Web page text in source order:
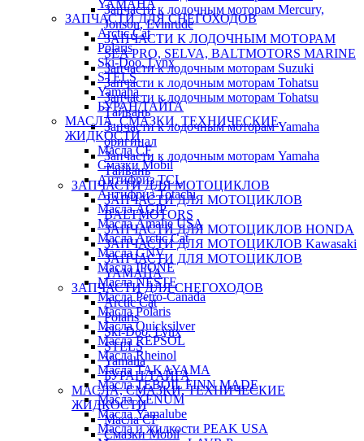
Запчасти к лодочным моторам Mercury,
Jonson, Evinrude
ЗАПЧАСТИ К ЛОДОЧНЫМ МОТОРАМ
SEA PRO, SELVA, BALTMOTORS MARINE
Запчасти к лодочным моторам Suzuki
Запчасти к лодочным моторам Tohatsu
Запчасти к лодочным моторам Tohatsu
Тайвань
Запчасти к лодочным моторам Yamaha
оригинал
Запчасти к лодочным моторам Yamaha
Тайвань
ЗАПЧАСТИ ДЛЯ МОТОЦИКЛОВ
ЗАПЧАСТИ ДЛЯ МОТОЦИКЛОВ
BALTMOTORS
ЗАПЧАСТИ ДЛЯ МОТОЦИКЛОВ HONDA
ЗАПЧАСТИ ДЛЯ МОТОЦИКЛОВ Kawasaki
ЗАПЧАСТИ ДЛЯ МОТОЦИКЛОВ
YAMAHA
ЗАПЧАСТИ ДЛЯ СНЕГОХОДОВ
Arctic Cat
Polaris
Ski-Doo, Lynx
STELS
Yamaha
БУРАН/ТАЙГА
МАСЛА, СМАЗКИ, ТЕХНИЧЕСКИЕ
ЖИДКОСТИ
Масла CF
Смазки Mobil
YAMAHA
ЗАПЧАСТИ ДЛЯ СНЕГОХОДОВ
Arctic Cat
Polaris
Ski-Doo, Lynx
STELS
Yamaha
БУРАН/ТАЙГА
МАСЛА, СМАЗКИ, ТЕХНИЧЕСКИЕ
ЖИДКОСТИ
Масла CF
Смазки Mobil
Антифриз TCL
Антифриз Totachi
Масла AGIP
Масла Amalie USA
Масла Arctic Cat
Масла GNV
Масла IPONE
Масла NESTE
Масла Petro-Canada
Масла Polaris
Масла Quicksilver
Масла REPSOL
Масла Rheinol
Масла TAKAYAMA
Масла TEBOIL FINN MADE
Масла XENUM
Масла Yamalube
Масла и жидкости PEAK USA